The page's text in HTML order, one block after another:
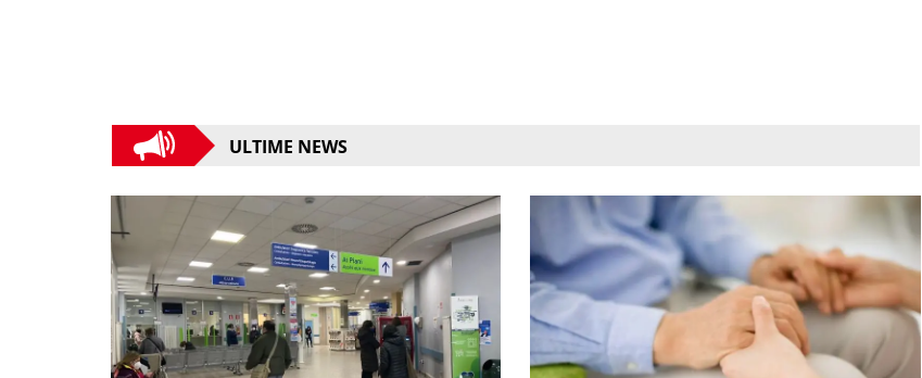
ULTIME NEWS